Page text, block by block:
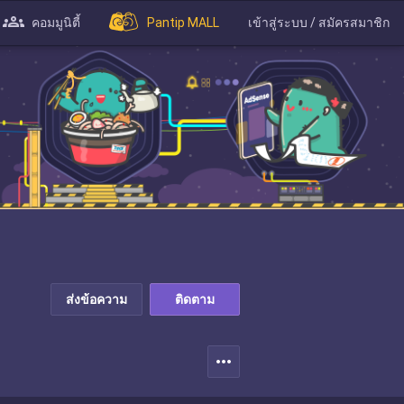
คอมมูนิตี้ Pantip MALL เข้าสู่ระบบ / สมัครสมาชิก
ส่งข้อความ ติดตาม
more_horiz